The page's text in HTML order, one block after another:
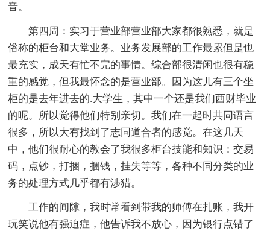
音。
第四周：实习于营业部营业部大家都很熟悉，就是
俗称的柜台和大堂业务。业务发展部的工作最累但是也
最充实，成天有忙不完的事情。综合部很清闲也很有稳
重的感觉，但我最怀念的是营业部。因为这儿有三个坐
柜的是去年进去的.大学生，其中一个还是我们西财毕业
的呢。所以觉得他们特别亲切。我们在一起时共同语言
很多，所以大有找到了志同道合者的感觉。在这几天
中，他们很耐心的教会了我很多柜台技能和知识：交易
码，点钞，打捆，捆钱，挂失等等，各种不同分类的业
务的处理方式几乎都有涉猎。
工作的间隙，我时常看到带我的师傅在扎账，我开
玩笑说他有强迫症，他告诉我不放心，因为银行点错了